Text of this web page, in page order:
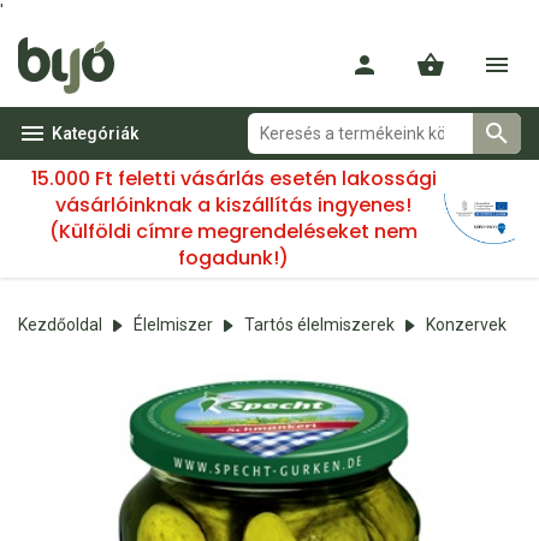
'
Kategóriák
15.000 Ft feletti vásárlás esetén lakossági
vásárlóinknak a kiszállítás ingyenes!
(Külföldi címre megrendeléseket nem
fogadunk!)
Kezdőoldal Élelmiszer Tartós élelmiszerek Konzervek